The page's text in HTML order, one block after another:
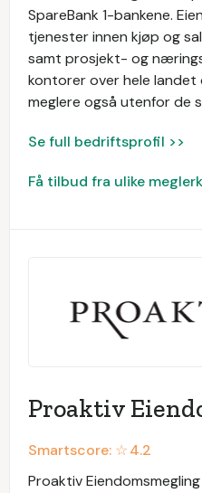
SpareBank 1-bankene.
tjenester innen kjøp og
samt prosjekt- og
kontorer over hele landet
meglere også utenfor de
Se full bedriftsprofil >>
Få tilbud fra ulike
Proaktiv
Smartscore: ☆4.2
Proaktiv